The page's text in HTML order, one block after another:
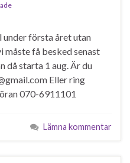
under första året utan
måste få besked senast
då starta 1 aug. Är du
Eller ring
070-6911101
Lämna kommentar